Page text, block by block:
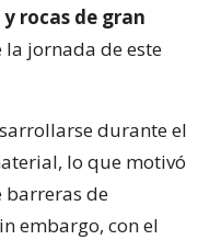
rocas de gran
jornada de este
durante el
lo que motivó
barreras de
embargo, con el